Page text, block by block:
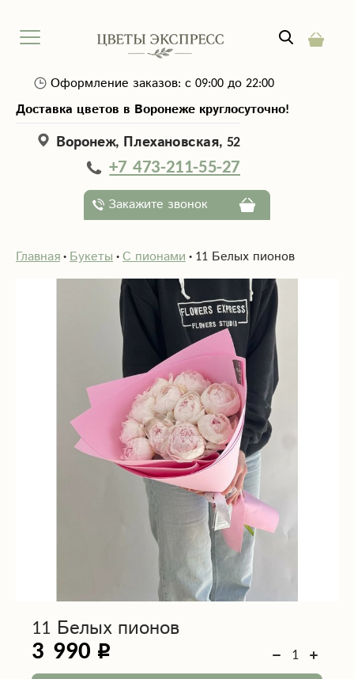
Оформление заказов: с 09:00 до 22:00
Доставка цветов в Воронеже круглосуточно!
Воронеж, Плехановская, 52
+7 473-211-55-27
Закажите звонок
Главная Букеты С пионами 11 Белых пионов
11 Белых пионов
3 990